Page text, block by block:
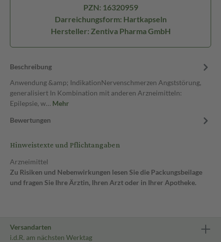
PZN: 16320959
Darreichungsform: Hartkapseln
Hersteller: Zentiva Pharma GmbH
Beschreibung
Anwendung &amp; IndikationNervenschmerzen Angststörung,
generalisiert In Kombination mit anderen Arzneimitteln:
Epilepsie, w… Mehr
Bewertungen
Hinweistexte und Pflichtangaben
Arzneimittel
Zu Risiken und Nebenwirkungen lesen Sie die Packungsbeilage
und fragen Sie Ihre Ärztin, Ihren Arzt oder in Ihrer Apotheke.
Versandarten
i.d.R. am nächsten Werktag